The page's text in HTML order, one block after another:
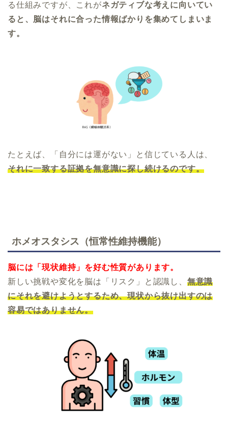
る仕組みですが、これがネガティブな考えに向いてい
ると、脳はそれに合った情報ばかりを集めてしまいま
す。
たとえば、「自分には運がない」と信じている人は、
それに一致する証拠を無意識に探し続けるのです。
ホメオスタシス（恒常性維持機能）
脳には「現状維持」を好む性質があります。
新しい挑戦や変化を脳は「リスク」と認識し、 無意識
にそれを避けようとするため、現状から抜け出すのは
容易ではありません。